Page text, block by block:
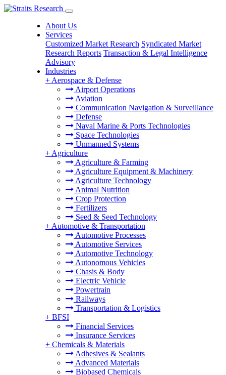
About Us
Services
Customized Market Research Syndicated Market
Research Reports Transaction & Legal Intelligence
Advisory
Industries
+ Aerospace & Defense
Airport Operations
Aviation
Communication Navigation & Surveillance
Defense
Naval Marine & Ports Technologies
Space Technologies
Unmanned Systems
+ Agriculture
Agriculture & Farming
Agriculture Equipment & Machinery
Agriculture Technology
Animal Nutrition
Crop Protection
Fertilizers
Seed & Seed Technology
+ Automotive & Transportation
Automotive Processes
Automotive Services
Automotive Technology
Autonomous Vehicles
Chasis & Body
Electric Vehicle
Powertrain
Railways
Transportation & Logistics
+ BFSI
Financial Services
Insurance Services
+ Chemicals & Materials
Adhesives & Sealants
Advanced Materials
Biobased Chemicals